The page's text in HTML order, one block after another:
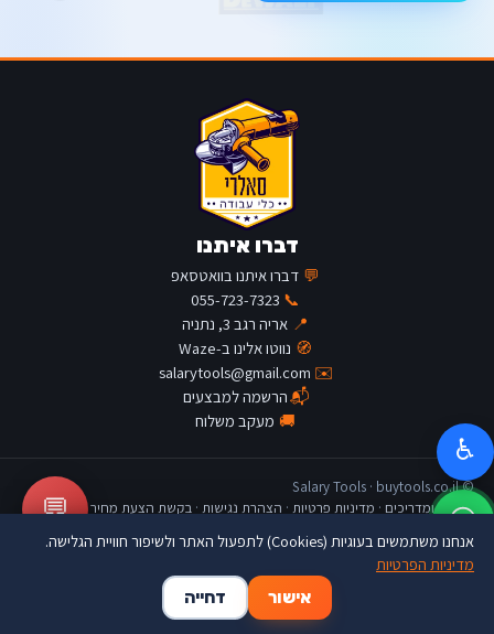
דברו איתנו
💬 דברו איתנו בוואטסאפ
📞
055-723-7323
📍 אריה רגב 3, נתניה
🧭 נווטו אלינו ב-Waze
✉️
salarytools@gmail.com
📬הרשמה למבצעים
🚚 מעקב משלוח
© Salary Tools · buytools.co.il
כתבות ומדריכים · מדיניות פרטיות · הצהרת נגישות · בקשת הצעת מחיר 💬
♿
🛒
סל קניות
אנחנו משתמשים בעוגיות (Cookies) לתפעול האתר ולשיפור חוויית הגלישה.
מדיניות הפרטיות
אישור
דחייה